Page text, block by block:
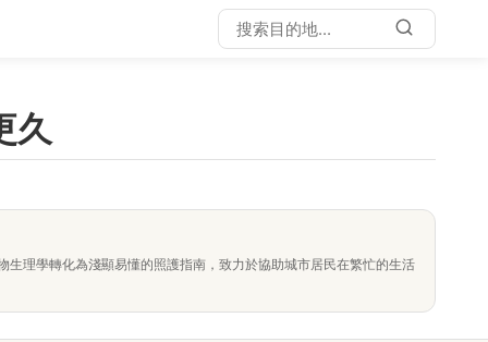
久
理學轉化為淺顯易懂的照護指南，致力於協助城市居民在繁忙的生活